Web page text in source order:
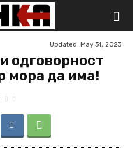
Updated: May 31, 2023
одговорност
мора да има!